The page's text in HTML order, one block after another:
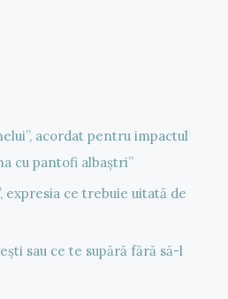
acordat pentru impactul
cu pantofi albaștri”
expresia ce trebuie uitată de
sau ce te supără fără să-l